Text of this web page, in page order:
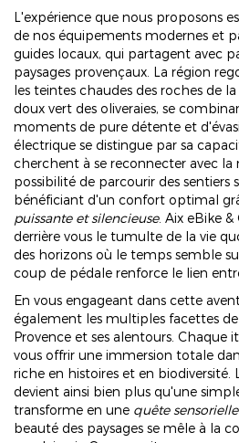
L'expérience que nous proposons
de nos équipements modernes et
guides locaux, qui partagent avec
paysages provençaux. La région
les teintes chaudes des roches de
doux vert des oliveraies, se
moments de pure détente et
électrique se distingue par sa
cherchent à se reconnecter avec la
possibilité de parcourir des sentiers
bénéficiant d'un confort optimal
puissante et silencieuse. Aix eBike &
derrière vous le tumulte de la vie
des horizons où le temps semble
coup de pédale renforce le lien
En vous engageant dans cette
également les multiples facettes
Provence et ses alentours. Chaque
vous offrir une immersion totale
riche en histoires et en biodiversité.
devient ainsi bien plus qu'une
transforme en une quête
beauté des paysages se mêle à la